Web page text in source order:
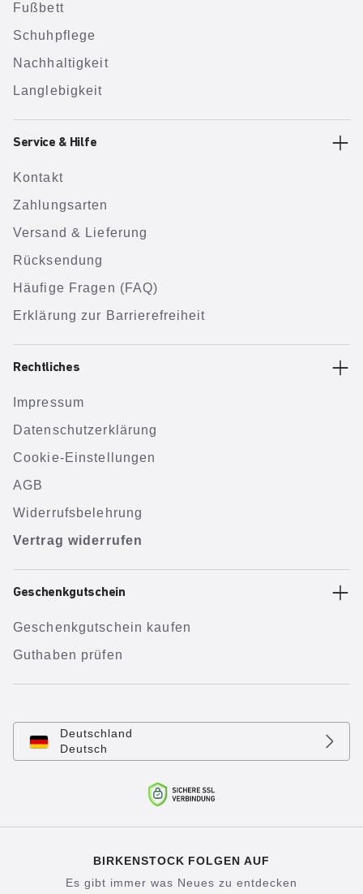
Fußbett
Schuhpflege
Nachhaltigkeit
Langlebigkeit
Service & Hilfe
Kontakt
Zahlungsarten
Versand & Lieferung
Rücksendung
Häufige Fragen (FAQ)
Erklärung zur Barrierefreiheit
Rechtliches
Impressum
Datenschutzerklärung
Cookie-Einstellungen
AGB
Widerrufsbelehrung
Vertrag widerrufen
Geschenkgutschein
Geschenkgutschein kaufen
Guthaben prüfen
Deutschland
Deutsch
BIRKENSTOCK FOLGEN AUF
Es gibt immer was Neues zu entdecken